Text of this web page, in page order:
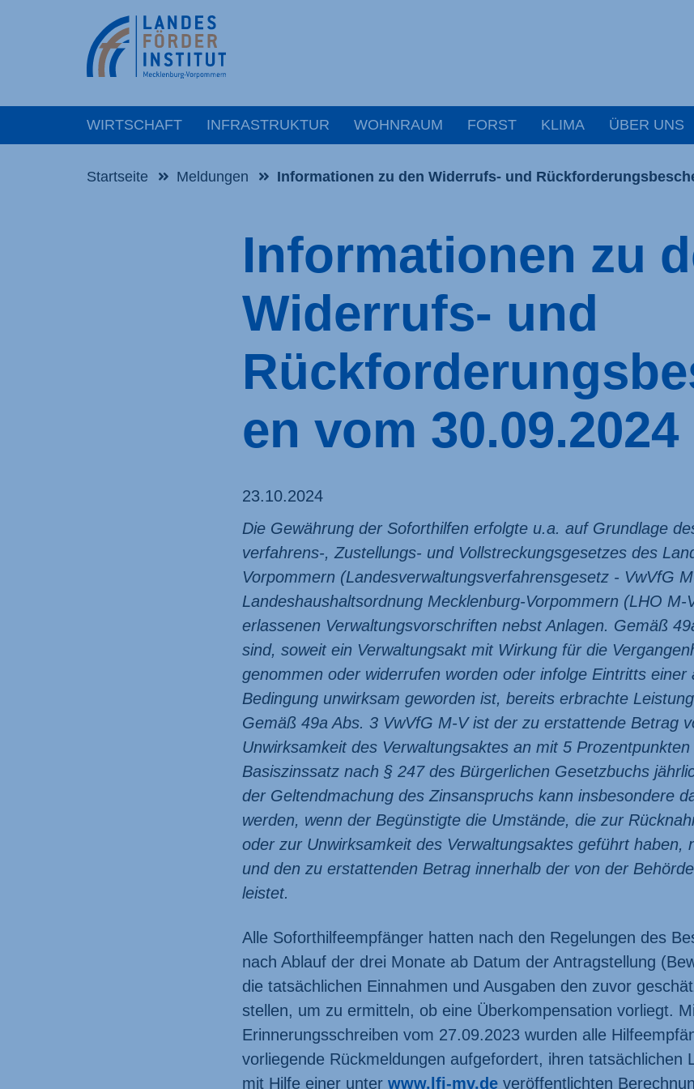
WIRTSCHAFT INFRASTRUKTUR WOHNRAUM FORST KLIMA ÜBER UNS
Startseite Meldungen Informationen zu den Widerrufs- und
Informationen zu
Widerrufs- und
en vom 30.09.2024
23.10.2024
Die Gewährung der Soforthilfen erfolgte u.a. auf Grundlage
verfahrens-, Zustellungs- und Vollstreckungs­gesetzes des
Vorpommern (Landes­verwaltungs­verfahrensgesetz - VwVfG
Landeshaushalts­ordnung Mecklenburg-Vorpommern (LHO M-
erlassenen Verwaltungs­vorschriften nebst Anlagen. Gemäß
sind, soweit ein Verwaltungsakt mit Wirkung für die
genommen oder widerrufen worden oder infolge Eintritts einer
Bedingung unwirksam geworden ist, bereits erbrachte
Gemäß 49a Abs. 3 VwVfG M-V ist der zu erstattende Betrag
Unwirksamkeit des Verwaltungs­aktes an mit 5
Basiszinssatz nach § 247 des Bürgerlichen Gesetzbuchs
der Geltendmachung des Zins­anspruchs kann insbesondere
werden, wenn der Begünstigte die Umstände, die zur
oder zur Unwirksam­keit des Verwaltungsaktes geführt haben,
und den zu erstattenden Betrag innerhalb der von der
leistet.
Alle Soforthilfeempfänger hatten nach den Regelungen des
nach Ablauf der drei Monate ab Datum der Antrag­stellung
die tatsächlichen Einnahmen und Ausgaben den zuvor
stellen, um zu ermitteln, ob eine Überkompensation vorliegt.
Erinnerungs­schreiben vom 27.09.2023 wurden alle
vorliegende Rück­meldungen aufgefordert, ihren tatsächlichen
mit Hilfe einer unter www.lfi-mv.deveröffentlichten